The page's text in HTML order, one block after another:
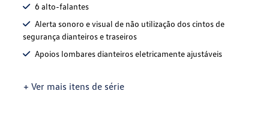
6 alto-falantes
Alerta sonoro e visual de não utilização dos cintos de
segurança dianteiros e traseiros
Apoios lombares dianteiros eletricamente ajustáveis
+ Ver mais itens de série